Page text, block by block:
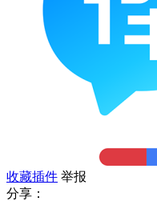
收藏插件 举报
分享：